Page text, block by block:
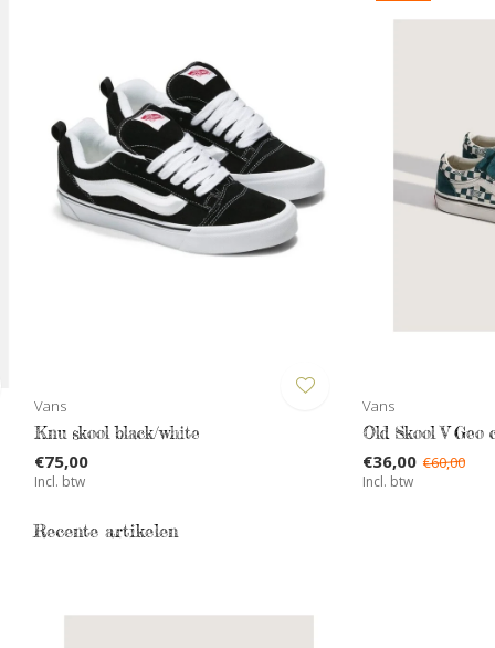
Vans
Knu skool black/white
€75,00
Incl. btw
Vans
Old Skool V Geo
€36,00 €60,00
Incl. btw
Recente artikelen